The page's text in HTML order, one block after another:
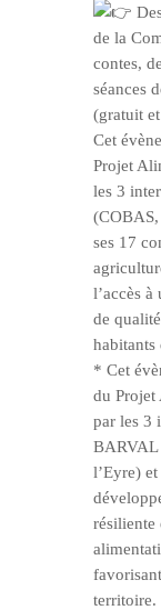
de la
contes,
séances
(gratuit
Cet
Projet
les 3
ses 17
l’accès
de
habitants
* Cet
du Projet
par les 3
BARVAL
l’Eyre)
résiliente
territoire.